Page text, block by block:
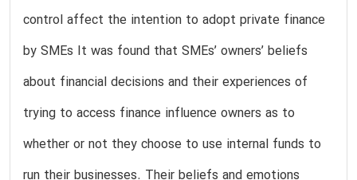
control affect the intention to adopt private finance
by SMEs It was found that SMEs’ owners’ beliefs
about financial decisions and their experiences of
trying to access finance influence owners as to
whether or not they choose to use internal funds to
run their businesses. Their beliefs and emotions